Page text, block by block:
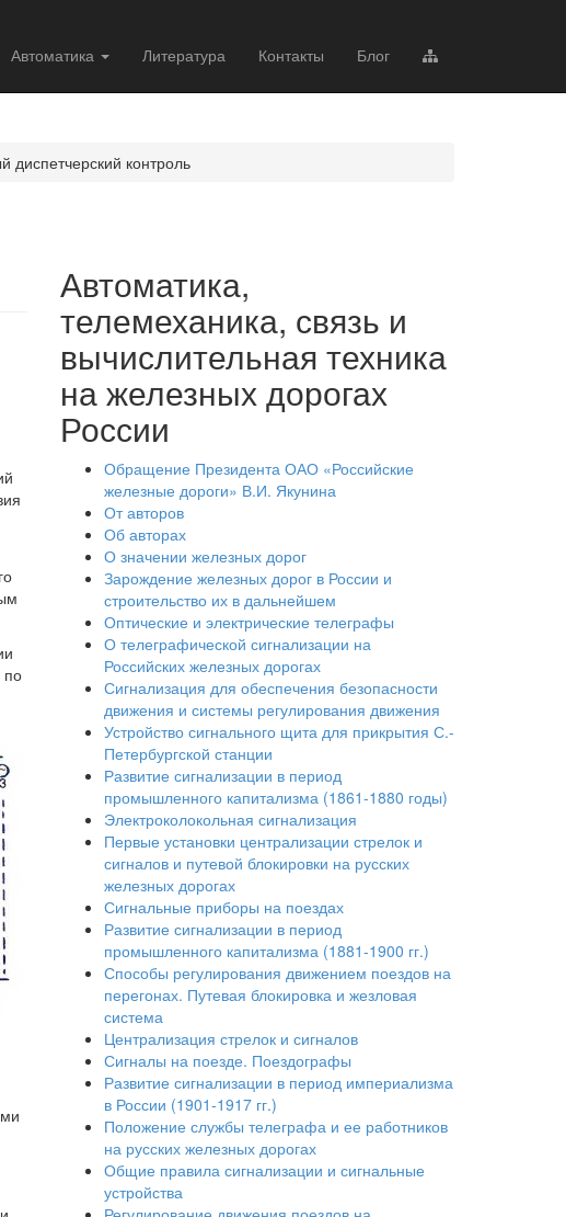
Автоматика Литература Контакты Блог
диспетчерский контроль
по
Автоматика,
телемеханика, связь и
вычислительная техника
на железных дорогах
России
Обращение Президента ОАО «Российские
железные дороги» В.И. Якунина
От авторов
Об авторах
О значении железных дорог
Зарождение железных дорог в России и
строительство их в дальнейшем
Оптические и электрические телеграфы
О телеграфической сигнализации на
Российских железных дорогах
Сигнализация для обеспечения безопасности
движения и системы регулирования движения
Устройство сигнального щита для прикрытия С.-
Петербургской станции
Развитие сигнализации в период
промышленного капитализма (1861-1880 годы)
Электроколокольная сигнализация
Первые установки централизации стрелок и
сигналов и путевой блокировки на русских
железных дорогах
Сигнальные приборы на поездах
Развитие сигнализации в период
промышленного капитализма (1881-1900 гг.)
Способы регулирования движением поездов на
перегонах. Путевая блокировка и жезловая
система
Централизация стрелок и сигналов
Сигналы на поезде. Поездографы
Развитие сигнализации в период империализма
в России (1901-1917 гг.)
Положение службы телеграфа и ее работников
на русских железных дорогах
Общие правила сигнализации и сигнальные
устройства